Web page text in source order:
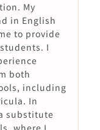
My
in English
to provide
I
both
including
In
substitute
where I